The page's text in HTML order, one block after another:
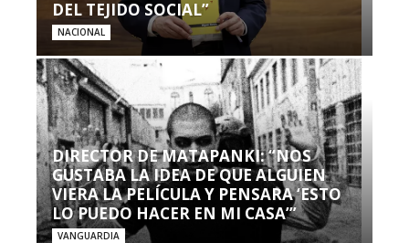
DEL TEJIDO SOCIAL”
NACIONAL
DIRECTOR DE MATAPANKI: “NOS
GUSTABA LA IDEA DE QUE ALGUIEN
VIERA LA PELÍCULA Y PENSARA ‘ESTO
LO PUEDO HACER EN MI CASA’”
VANGUARDIA